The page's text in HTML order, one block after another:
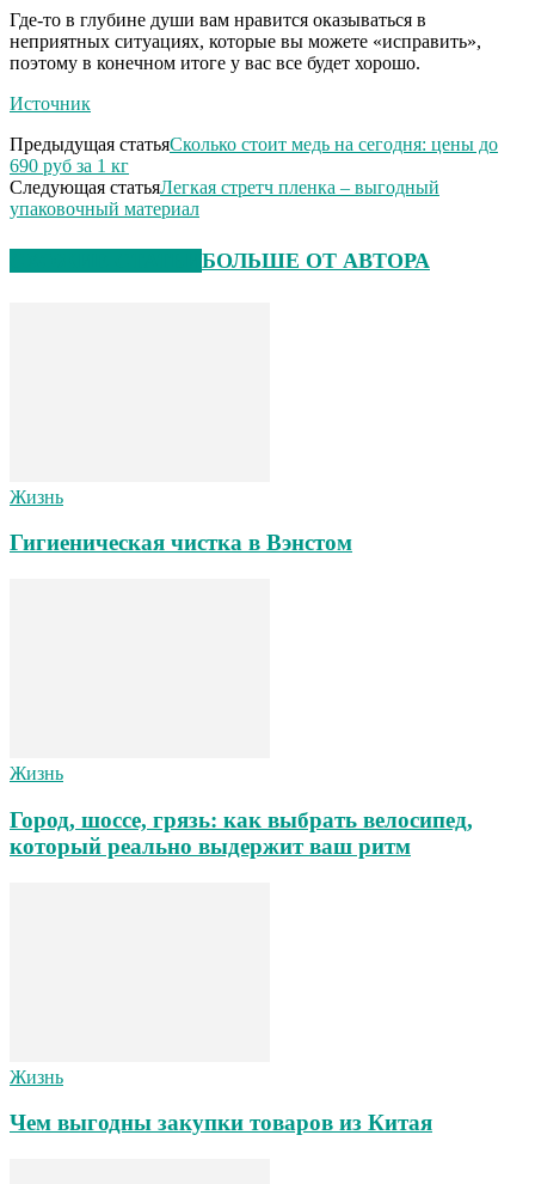
Где-то в глубине души вам нравится оказываться в
неприятных ситуациях, которые вы можете «исправить»,
поэтому в конечном итоге у вас все будет хорошо.
Источник
Предыдущая статьяСколько стоит медь на сегодня: цены до
690 руб за 1 кг
Следующая статьяЛегкая стретч пленка – выгодный
упаковочный материал
БОЛЬШЕ ОТ АВТОРА
Жизнь
Гигиеническая чистка в Вэнстом
Жизнь
Город, шоссе, грязь: как выбрать велосипед,
который реально выдержит ваш ритм
Жизнь
Чем выгодны закупки товаров из Китая